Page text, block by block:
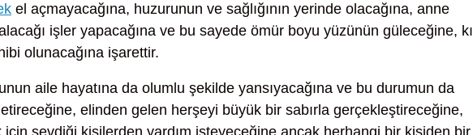
el açmayacağına, huzurunun ve sağlığının yerinde olacağına, anne
alacağı işler yapacağına ve bu sayede ömür boyu yüzünün güleceğine,
olunacağına işarettir.
aile hayatına da olumlu şekilde yansıyacağına ve bu durumun da
elinden gelen herşeyi büyük bir sabırla gerçekleştireceğine,
için sevdiği kişilerden yardım isteyeceğine ancak herhangi bir kişiden bir